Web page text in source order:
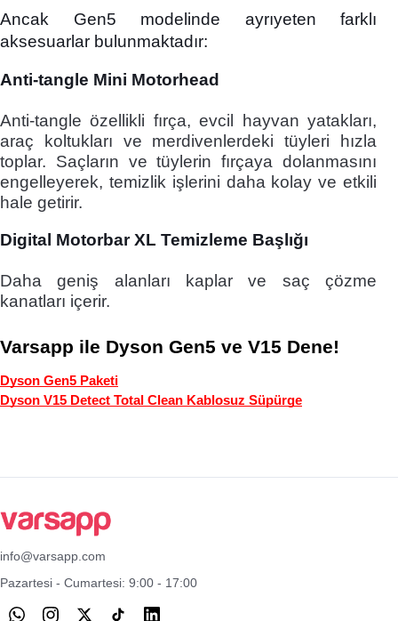
Ancak Gen5 modelinde ayrıyeten farklı
aksesuarlar bulunmaktadır:
Anti-tangle Mini Motorhead
Anti-tangle özellikli fırça, evcil hayvan yatakları,
araç koltukları ve merdivenlerdeki tüyleri hızla
toplar. Saçların ve tüylerin fırçaya dolanmasını
engelleyerek, temizlik işlerini daha kolay ve etkili
hale getirir.
Digital Motorbar XL Temizleme Başlığı
Daha geniş alanları kaplar ve saç çözme
kanatları içerir.
Varsapp ile Dyson Gen5 ve V15 Dene!
Dyson Gen5 Paketi
Dyson V15 Detect Total Clean Kablosuz Süpürge
info@varsapp.com
Pazartesi - Cumartesi: 9:00 - 17:00